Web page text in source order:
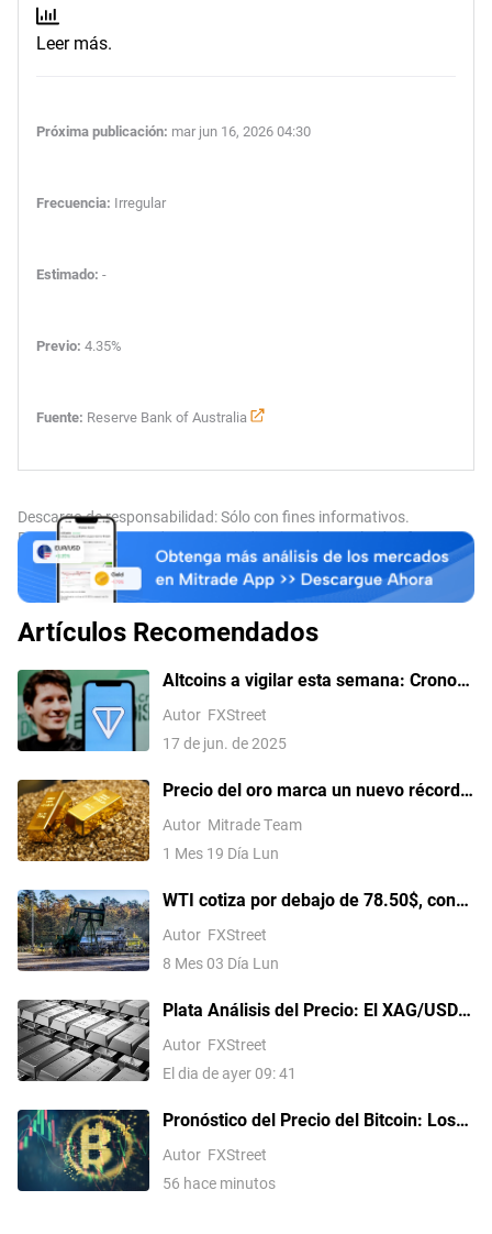
Leer más.
Próxima publicación: mar jun 16, 2026 04:30
Frecuencia: Irregular
Estimado: -
Previo: 4.35%
Fuente: Reserve Bank of Australia
Descargo de responsabilidad: Sólo con fines informativos.
Rentabilidades pasadas no son indicativas de resultados futuros.
Artículos Recomendados
Altcoins a vigilar esta semana: Cronos
y Toncoin en riesgo de un desplome de
dos dígitos a medida que surgen
señales bajistas
Autor FXStreet
17 de jun. de 2025
Precio del oro marca un nuevo récord
histórico impulsado por la tensión
comercial de Trump
Autor Mitrade Team
1 Mes 19 Día Lun
WTI cotiza por debajo de 78.50$, con
una caída de casi el 8% en el día ante
las esperanzas de un acuerdo de paz
Autor FXStreet
8 Mes 03 Día Lun
Plata Análisis del Precio: El XAG/USD
alcanza un máximo de un mes, apunta
a 62.00$ tras una ruptura técnica
Autor FXStreet
El dia de ayer 09: 41
Pronóstico del Precio del Bitcoin: Los
flujos persistentes hacia los ETF y la
relajación de las tensiones en Oriente
Autor FXStreet
56 hace minutos